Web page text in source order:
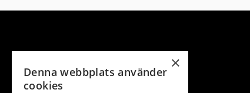
×
Denna webbplats använder
cookies